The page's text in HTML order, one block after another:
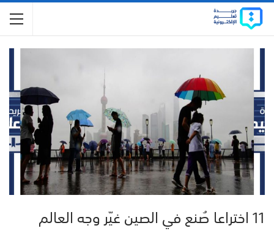
11 اختراعا صُنع في الصين غيّر وجه العالم